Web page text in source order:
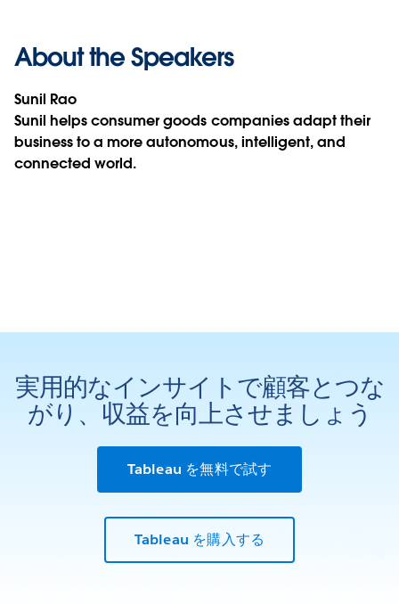
About the Speakers
Sunil Rao
Sunil helps consumer goods companies adapt their
business to a more autonomous, intelligent, and
connected world.
実用的なインサイトで顧客とつな
がり、収益を向上させましょう
Tableau を無料で試す
Tableau を購入する